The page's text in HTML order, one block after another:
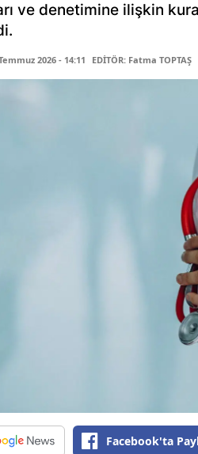
ve denetimine ilişkin
2026 - 14:11 EDİTÖR: Fatma TOPTAŞ
Facebook'ta